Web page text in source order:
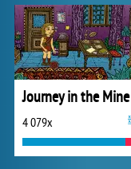
Journey in the Mine
4 079x